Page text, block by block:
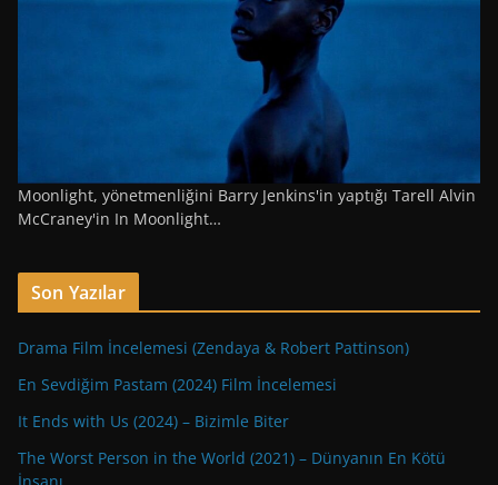
Moonlight, yönetmenliğini Barry Jenkins'in yaptığı Tarell Alvin
McCraney'in In Moonlight…
Son Yazılar
Drama Film İncelemesi (Zendaya & Robert Pattinson)
En Sevdiğim Pastam (2024) Film İncelemesi
It Ends with Us (2024) – Bizimle Biter
The Worst Person in the World (2021) – Dünyanın En Kötü